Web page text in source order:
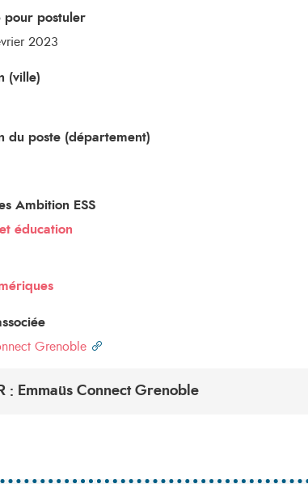
pour postuler
2023
(ville)
du poste (département)
Ambition ESS
éducation
Grenoble
: Emmaüs Connect Grenoble